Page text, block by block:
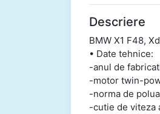
Descriere
BMW X1 F48,
• Date tehnice:
-anul de
-motor twin-
-norma de
-cutie de viteza